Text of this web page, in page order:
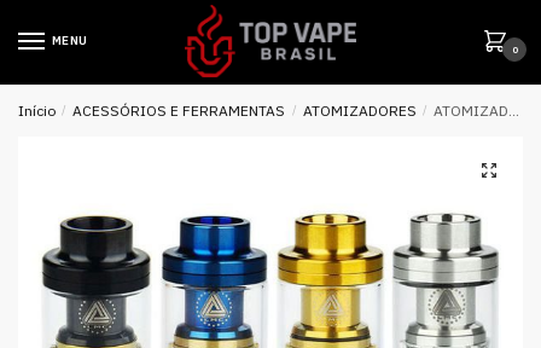
MENU
0
Início / ACESSÓRIOS E FERRAMENTAS / ATOMIZADORES / ATOMIZADOR TANK LIMITLESS XL – IJOY